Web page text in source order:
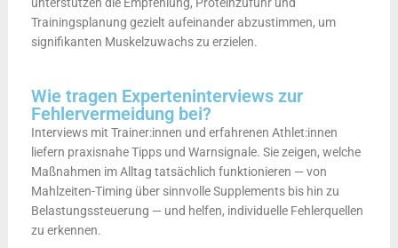
Trainingsplanung gezielt aufeinander abzustimmen, um
signifikanten Muskelzuwachs zu erzielen.
Wie tragen Experteninterviews zur
Fehlervermeidung bei?
Interviews mit Trainer:innen und erfahrenen Athlet:innen
liefern praxisnahe Tipps und Warnsignale. Sie zeigen, welche
Maßnahmen im Alltag tatsächlich funktionieren — von
Mahlzeiten-Timing über sinnvolle Supplements bis hin zu
Belastungssteuerung — und helfen, individuelle Fehlerquellen
zu erkennen.